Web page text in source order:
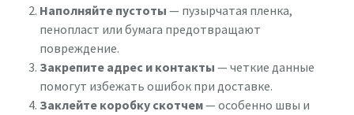
Наполняйте пустоты — пузырчатая пленка,
пенопласт или бумага предотвращают
повреждение.
Закрепите адрес и контакты — четкие данные
помогут избежать ошибок при доставке.
Заклейте коробку скотчем— особенно швы и